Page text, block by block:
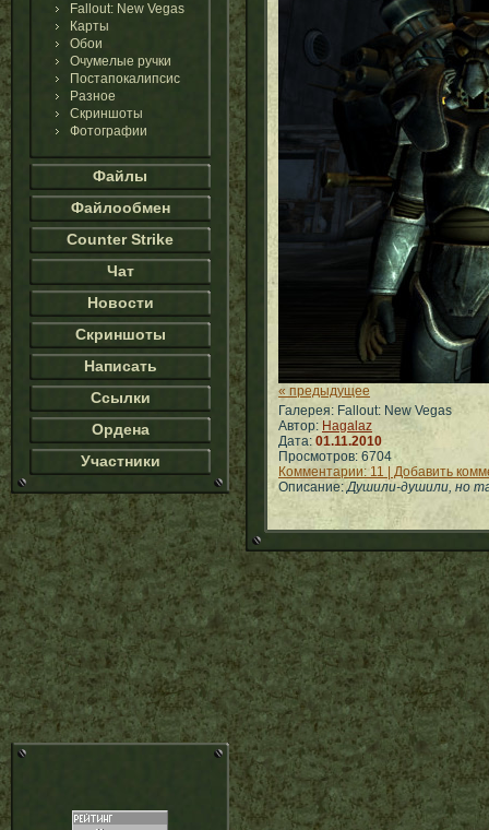
Fallout: New Vegas
Карты
Обои
Очумелые ручки
Постапокалипсис
Разное
Скриншоты
Фотографии
Файлы
Файлообмен
Counter Strike
Чат
Новости
Скриншоты
Написать
Ссылки
Ордена
Участники
« предыдущее
Галерея: Fallout: New Vegas
Автор: Hagalaz
Дата: 01.11.2010
Просмотров: 6704
Комментарии: 11 | Добавить
Описание:Душили-душили, но